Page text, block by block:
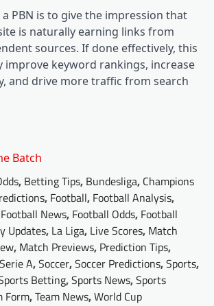
PBN is to give the impression that
is naturally earning links from
sources. If done effectively, this
improve keyword rankings, increase
and drive more traffic from search
Batch
, Betting Tips, Bundesliga, Champions
, Football, Football Analysis,
Football News, Football Odds, Football
Updates, La Liga, Live Scores, Match
, Match Previews, Prediction Tips,
Serie A,Soccer,Soccer Predictions,Sports,
Betting,Sports News,Sports
Form,Team News,World Cup